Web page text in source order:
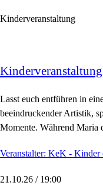
Kinderveranstaltung
Lasst euch entführen in
beeindruckender Artistik,
Momente. Während Maria
Veranstalter: KeK - Kinder
21.10.26 / 19:00